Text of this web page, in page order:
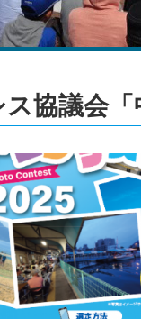
協議会